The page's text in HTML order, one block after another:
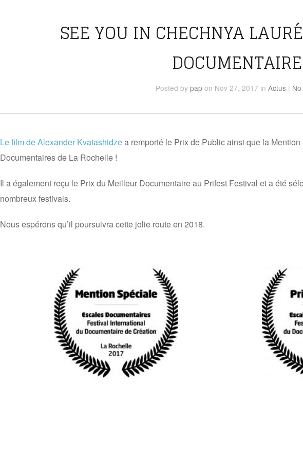
SEE YOU IN CHECHNYA
Posted by pap on Nov 27, 2017 in Actus |
Le film de Alexander Kvatashidzea remporté le Prix de Public ainsi que la
Documentaires de La Rochelle !
Il a également reçu le Prix du Meilleur Documentaire au Prifest Festival et a été
nombreux festivals.
Nous espérons qu’il poursuivra cette jolie route en 2018.